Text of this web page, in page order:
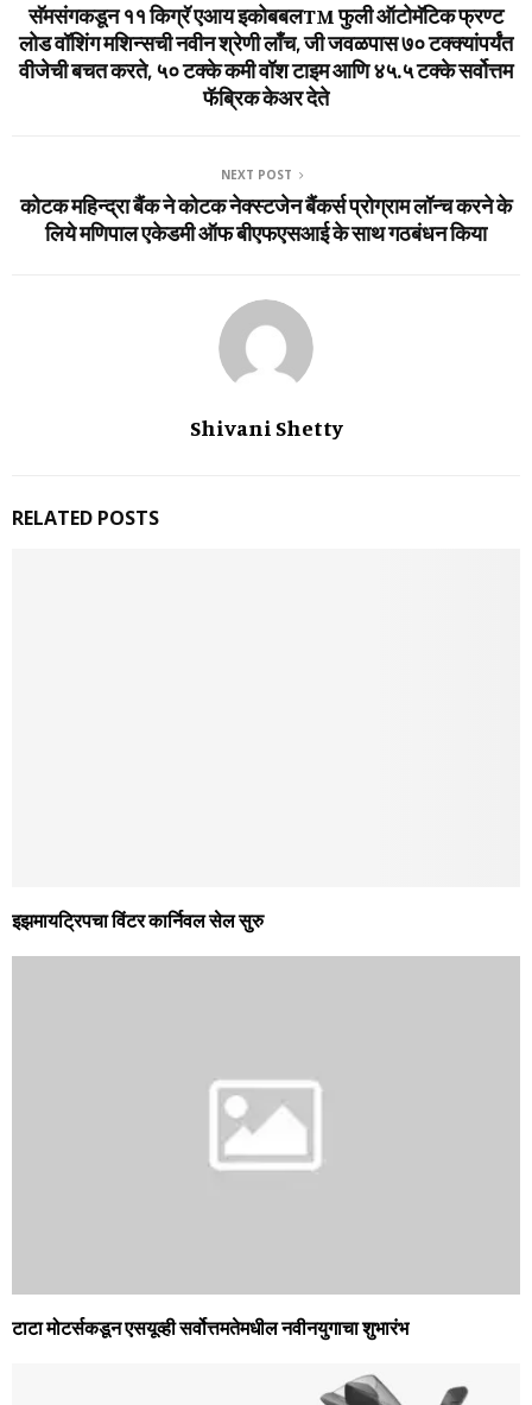
सॅमसंगकडून ११ किग्रॅ एआय इकोबबलTM फुली ऑटोमॅटिक फ्रण्‍ट
लोड वॉशिंग मशिन्‍सची नवीन श्रेणी लाँच, जी जवळपास ७० टक्‍क्‍यांपर्यंत
वीजेची बचत करते, ५० टक्‍के कमी वॉश टाइम आणि ४५.५ टक्‍के सर्वोत्तम
फॅब्रिक केअर देते
NEXT POST
कोटक महिन्‍द्रा बैंक ने कोटक नेक्‍स्‍टजेन बैंकर्स प्रोग्राम लॉन्‍च करने के
लिये मणिपाल एकेडमी ऑफ बीएफएसआई के साथ गठबंधन किया
Shivani Shetty
RELATED POSTS
इझमायट्रिपचा विंटर कार्निवल सेल सुरु
टाटा मोटर्सकडून एसयूव्‍ही सर्वोत्तमतेमधील नवीनयुगाचा शुभारंभ